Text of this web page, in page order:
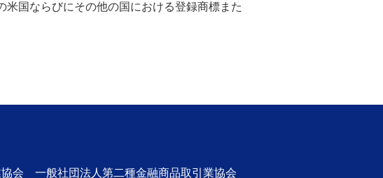
国ならびにその他の国における登録商標また
会 一般社団法人第二種金融商品取引業協会